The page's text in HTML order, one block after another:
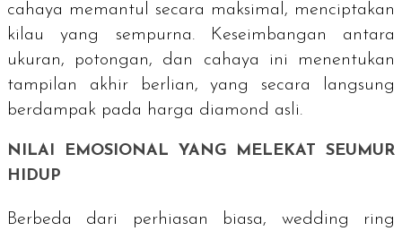
cahaya memantul secara maksimal, menciptakan
kilau yang sempurna. Keseimbangan antara
ukuran, potongan, dan cahaya ini menentukan
tampilan akhir berlian, yang secara langsung
berdampak pada harga diamond asli.
NILAI EMOSIONAL YANG MELEKAT SEUMUR
HIDUP
Berbeda dari perhiasan biasa, wedding ring